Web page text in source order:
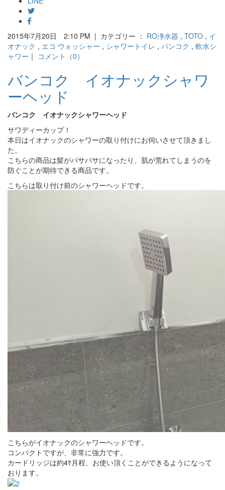
2015年7月20日 2:10 PM | カテゴリー ： RO浄水器 , TOTO , イ
オナック , エコ ウォッシャー , シャワートイレ , バンコク , 軟水シ
ャワー ｜ コメント（0）
バンコク イオナックシャワ
ーヘッド
バンコク イオナックシャワーヘッド
サワディーカップ！
本日はイオナックのシャワーの取り付けにお伺いさせて頂きまし
た。
こちらの商品は髪がパサパサになったり、肌が荒れてしまうのを
防ぐことが期待できる商品です。
こちらは取り付け前のシャワーヘッドです。
こちらがイオナックのシャワーヘッドです。
コンパクトですが、非常に強力です。
カードリッジは約4ｹ月程、お使い頂くことができるようになって
おります。